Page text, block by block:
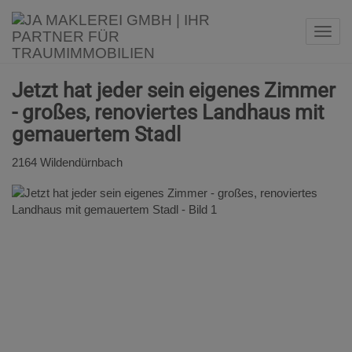
Jetzt hat jeder sein eigenes Zimmer
- großes, renoviertes Landhaus mit
gemauertem Stadl
2164 Wildendürnbach